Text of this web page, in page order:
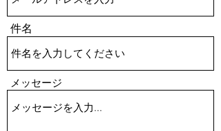
件名
メッセージ